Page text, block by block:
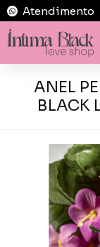
Atendimento
ANEL
BLACK